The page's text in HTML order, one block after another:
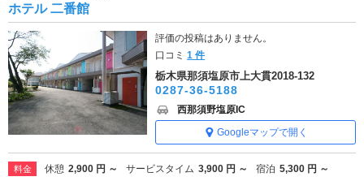
ホテル 二番館
評価の投稿はありません。
口コミ1 件
栃木県那須塩原市上大貫2018-132
0287-36-5188
西那須野塩原IC
Googleマップで開く
料金 休憩 2,900 円 ～ サービスタイム 3,900 円 ～ 宿泊 5,300 円 ～